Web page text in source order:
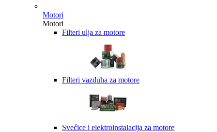
Motori
Motori
Filteri ulja za motore
Filteri vazduha za motore
Svećice i elektroinstalacija za motore